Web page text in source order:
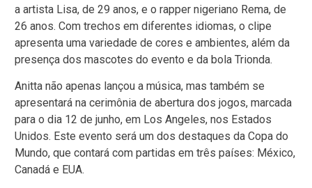
a artista Lisa, de 29 anos, e o rapper nigeriano Rema, de
26 anos. Com trechos em diferentes idiomas, o clipe
apresenta uma variedade de cores e ambientes, além da
presença dos mascotes do evento e da bola Trionda.
Anitta não apenas lançou a música, mas também se
apresentará na cerimônia de abertura dos jogos, marcada
para o dia 12 de junho, em Los Angeles, nos Estados
Unidos. Este evento será um dos destaques da Copa do
Mundo, que contará com partidas em três países: México,
Canadá e EUA.